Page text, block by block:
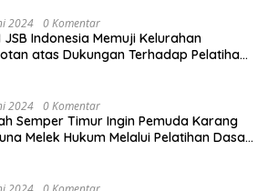
2024 0 Komentar
JSB Indonesia Memuji Kelurahan
atas Dukungan Terhadap Pelatihan
2024 0 Komentar
Semper Timur Ingin Pemuda Karang
Melek Hukum Melalui Pelatihan Dasar